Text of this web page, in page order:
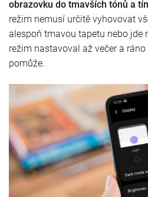
obrazovku do tmavších tónů a
režim nemusí určitě vyhovovat
alespoň tmavou tapetu nebo jde
režim nastavoval až večer a
pomůže.